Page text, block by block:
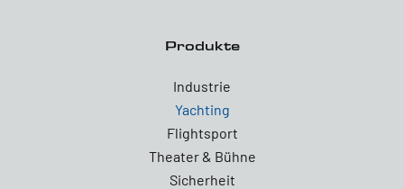
Produkte
Industrie
Yachting
Flightsport
Theater & Bühne
Sicherheit